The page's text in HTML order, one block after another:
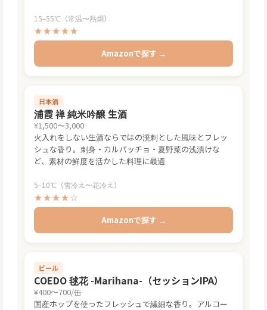
15–55℃（常温〜熱燗）
★★★★★
Amazonで探す →
日本酒
浦霞 禅 純米吟醸 生酒
¥1,500〜3,000
火入れをしない生酒ならではの溌剌とした風味とフレッ
シュな香り。刺身・カルパッチョ・夏野菜の浅漬けな
ど、素材の鮮度を活かした料理に最適
5–10℃（雪冷え〜花冷え）
★★★★☆
Amazonで探す →
ビール
COEDO 毬花 -Marihana-（セッションIPA）
¥400〜700/缶
国産ホップを使ったフレッシュで繊細な香り。アルコー